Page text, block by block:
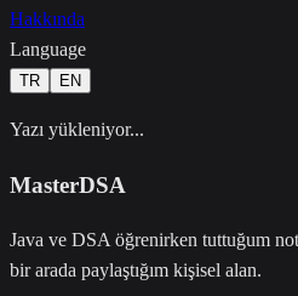
Hakkında
Language
TR EN
Yazı yükleniyor...
MasterDSA
Java ve DSA öğrenirken tuttuğum
bir arada paylaştığım kişisel alan.